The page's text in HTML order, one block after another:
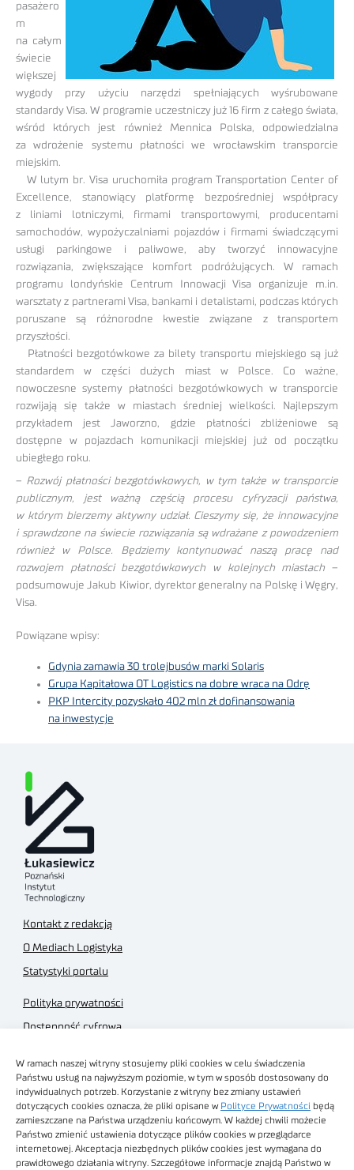
W ramach naszej witryny stosujemy pliki cookies w celu świadczenia
Państwu usług na najwyższym poziomie, w tym w sposób dostosowany do
indywidualnych potrzeb. Korzystanie z witryny bez zmiany ustawień
dotyczących cookies oznacza, że pliki opisane w Polityce Prywatności będą
zamieszczane na Państwa urządzeniu końcowym. W każdej chwili możecie
Państwo zmienić ustawienia dotyczące plików cookies w przeglądarce
internetowej. Akceptacja niezbędnych plików cookies jest wymagana do
prawidłowego działania witryny. Szczegółowe informacje znajdą Państwo w
pasażero
m
na całym
świecie
większej
wygody przy użyciu narzędzi spełniających wyśrubowane
standardy Visa. W programie uczestniczy już 16 firm z całego świata,
wśród których jest również Mennica Polska, odpowiedzialna
za wdrożenie systemu płatności we wrocławskim transporcie
miejskim.
W lutym br. Visa uruchomiła program Transportation Center of
Excellence, stanowiący platformę bezpośredniej współpracy
z liniami lotniczymi, firmami transportowymi, producentami
samochodów, wypożyczalniami pojazdów i firmami świadczącymi
usługi parkingowe i paliwowe, aby tworzyć innowacyjne
rozwiązania, zwiększające komfort podróżujących. W ramach
programu londyńskie Centrum Innowacji Visa organizuje m.in.
warsztaty z partnerami Visa, bankami i detalistami, podczas których
poruszane są różnorodne kwestie związane z transportem
przyszłości.
Płatności bezgotówkowe za bilety transportu miejskiego są już
standardem w części dużych miast w Polsce. Co ważne,
nowoczesne systemy płatności bezgotówkowych w transporcie
rozwijają się także w miastach średniej wielkości. Najlepszym
przykładem jest Jaworzno, gdzie płatności zbliżeniowe są
dostępne w pojazdach komunikacji miejskiej już od początku
ubiegłego roku.
– Rozwój płatności bezgotówkowych, w tym także w transporcie
publicznym, jest ważną częścią procesu cyfryzacji państwa,
w którym bierzemy aktywny udział. Cieszymy się, że innowacyjne
i sprawdzone na świecie rozwiązania są wdrażane z powodzeniem
również w Polsce. Będziemy kontynuować naszą pracę nad
rozwojem płatności bezgotówkowych w kolejnych miastach –
podsumowuje Jakub Kiwior, dyrektor generalny na Polskę i Węgry,
Visa.
Powiązane wpisy:
Gdynia zamawia 30 trolejbusów marki Solaris
Grupa Kapitałowa OT Logistics na dobre wraca na Odrę
PKP Intercity pozyskało 402 mln zł dofinansowania
na inwestycje
Kontakt z redakcją
O Mediach Logistyka
Statystyki portalu
Polityka prywatności
Dostępność cyfrowa
Regulamin sklepu
Obrazy stockowe